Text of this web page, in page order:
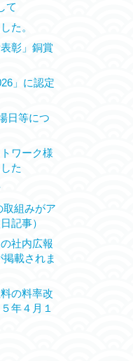
て
た。
彰」銅賞
」に認定
日等につ
ワーク様
た
取組みがア
記事）
社内広報
載されま
の料率改
年４月１